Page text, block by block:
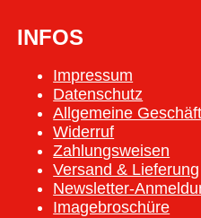
INFOS
Impressum
Datenschutz
Allgemeine
Widerruf
Zahlungsweisen
Versand & Lieferung
Newsletter-
Imagebroschüre